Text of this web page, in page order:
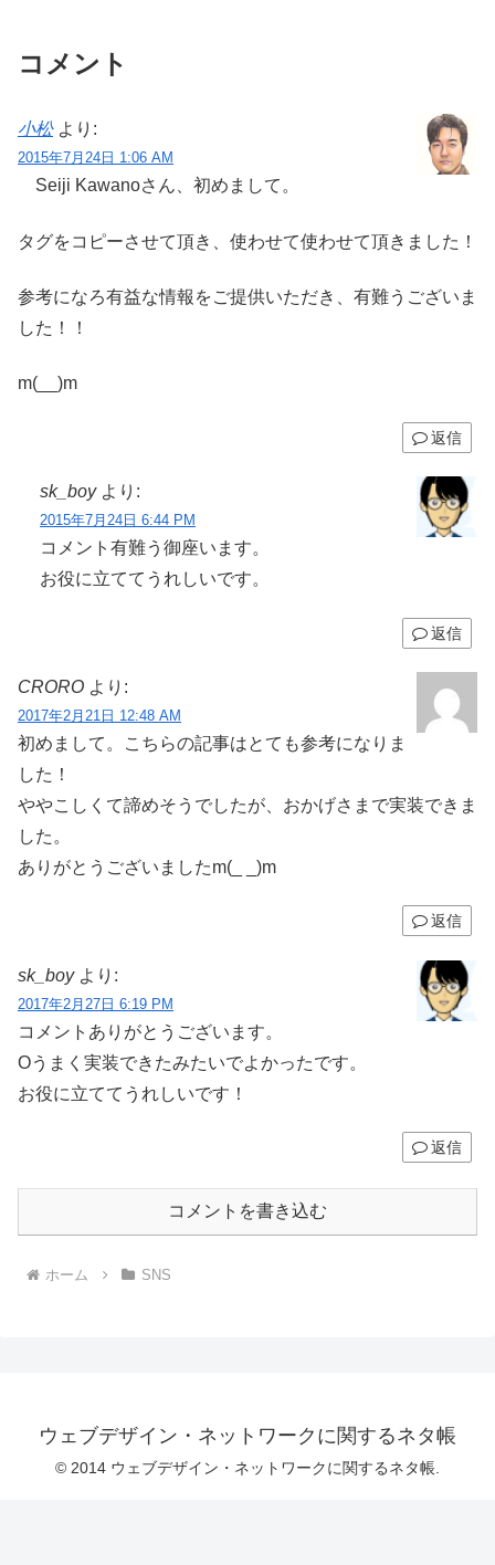
コメント
小松 より:
2015年7月24日 1:06 AM
Seiji Kawanoさん、初めまして。
タグをコピーさせて頂き、使わせて使わせて頂きました！
参考になろ有益な情報をご提供いただき、有難うございま
した！！
m(__)m
返信
sk_boy より:
2015年7月24日 6:44 PM
コメント有難う御座います。
お役に立ててうれしいです。
返信
CRORO より:
2017年2月21日 12:48 AM
初めまして。こちらの記事はとても参考になりま
した！
ややこしくて諦めそうでしたが、おかげさまで実装できま
した。
ありがとうございましたm(_ _)m
返信
sk_boy より:
2017年2月27日 6:19 PM
コメントありがとうございます。
Oうまく実装できたみたいでよかったです。
お役に立ててうれしいです！
返信
コメントを書き込む
ホーム SNS
ウェブデザイン・ネットワークに関するネタ帳
© 2014 ウェブデザイン・ネットワークに関するネタ帳.